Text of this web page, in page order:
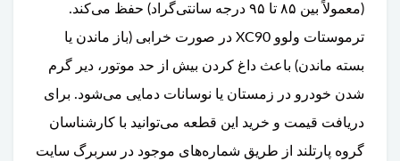
(معمولاً بین ۸۵ تا ۹۵ درجه سانتی‌گراد) حفظ می‌کند.
ترموستات ولوو XC90 در صورت خرابی (باز ماندن یا
بسته ماندن) باعث داغ کردن بیش از حد موتور، دیر گرم
شدن خودرو در زمستان یا نوسانات دمایی می‌شود. برای
دریافت قیمت و خرید این قطعه می‌توانید با کارشناسان
گروه پارتلند از طریق شماره‌های موجود در سربرگ سایت